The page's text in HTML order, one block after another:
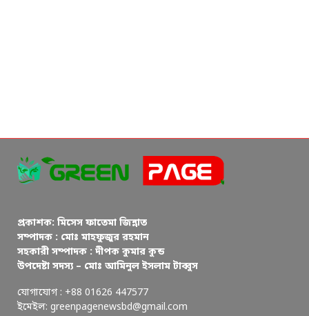
প্রকাশক: মিসেস ফাতেমা জিন্নাত
সম্পাদক : মোঃ মাহফুজুর রহমান
সহকারী সম্পাদক : দীপক কুমার কুন্ড
উপদেষ্টা সদস্য – মোঃ আমিনুল ইসলাম টাব্বুস
যোগাযোগ : +88 01626 447577
ইমেইল: greenpagenewsbd@gmail.com